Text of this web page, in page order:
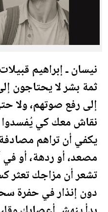
نيسان ـ إبراهيم
ثمة بشر لا يحتاجون
إلى رفع صوتهم، ولا
نقاش معك كي يُفسدوا
يكفي أن تراهم
مصعد، أو ردهة، أو
تشعر أن مزاجك تعثر
دون إنذار في حفرة